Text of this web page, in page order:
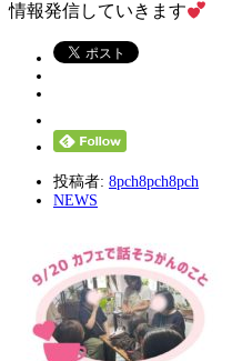
情報発信していきます
投稿者: 8pch8pch8pch
NEWS